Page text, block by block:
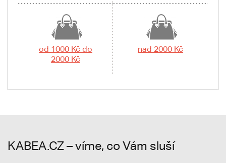
od 1000 Kč do
2000 Kč
nad 2000 Kč
KABEA.CZ – víme, co Vám sluší